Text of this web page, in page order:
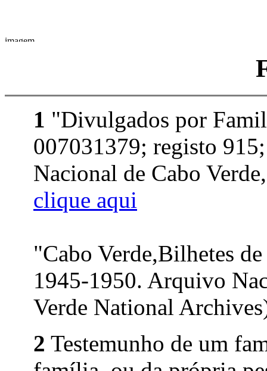
1 "Divulgados por
007031379; registo
Nacional de Cabo
clique aqui
"Cabo Verde,Bilhetes
1945-1950. Arquivo
Verde National
2 Testemunho de um